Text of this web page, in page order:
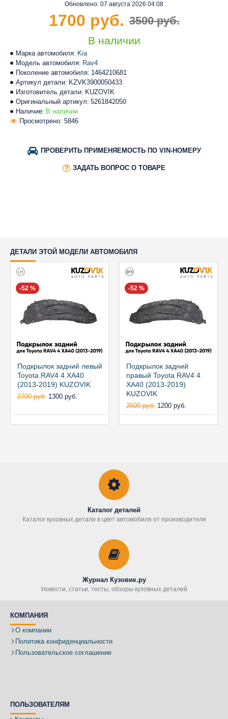
Наличие: В наличии
Марка автомобиля: Kia
Модель автомобиля: Rav4
Поколение автомобиля: 1464210681
Артикул детали: KZVK3900050433
Изготовитель детали: KUZOVIK
Оригинальный артикул: 5261842050
Просмотрено: 5846
Обновлено: 07 августа 2026 04:08
В наличии
3500 руб.
1700 руб.
ПРОВЕРИТЬ ПРИМЕНЯЕМОСТЬ ПО VIN-НОМЕРУ
ЗАДАТЬ ВОПРОС О ТОВАРЕ
ДЕТАЛИ ЭТОЙ МОДЕЛИ АВТОМОБИЛЯ
-52 %
Подкрылок задний левый
Toyota RAV4 4 XA40
(2013-2019) KUZOVIK
2700 руб. 1300 руб.
-52 %
Подкрылок задний
правый Toyota RAV4 4
XA40 (2013-2019)
KUZOVIK
2500 руб. 1200 руб.
Каталог деталей
Каталог кузовных детали в цвет автомобиля от производителя
Журнал Кузовик.ру
Новости, статьи, тесты, обзоры кузовных деталей
КОМПАНИЯ
О компании
Политика конфиденциальности
Пользовательское соглашение
ПОЛЬЗОВАТЕЛЯМ